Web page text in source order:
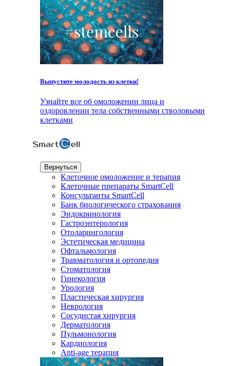
Выпустите молодость из клетки!
Узнайте все об омоложении лица и
оздоровлении тела собственными стволовыми
клетками
Вернуться
Клеточное омоложение и терапия
Клеточные препараты SmartCell
Консультанты SmartCell
Банк биологического страхования
Эндокринология
Гастроэнтерология
Отоларингология
Эстетическая медицина
Офтальмология
Травматология и ортопедия
Стоматология
Гинекология
Урология
Пластическая хирургия
Неврология
Сосудистая хирургия
Дерматология
Пульмонология
Кардиология
Anti-age терапия